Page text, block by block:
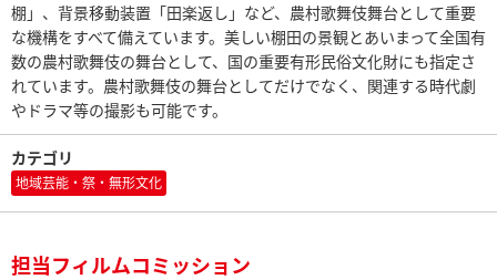
棚」、背景移動装置「田楽返し」など、農村歌舞伎舞台として重要
な機構をすべて備えています。美しい棚田の景観とあいまって全国有
数の農村歌舞伎の舞台として、国の重要有形民俗文化財にも指定さ
れています。農村歌舞伎の舞台としてだけでなく、関連する時代劇
やドラマ等の撮影も可能です。
カテゴリ
地域芸能・祭・無形文化
担当フィルムコミッション